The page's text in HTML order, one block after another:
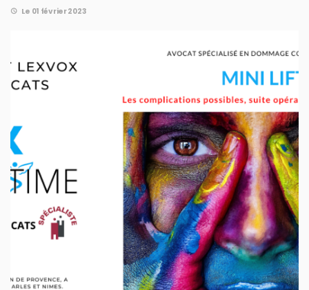
Le 01 février 2023